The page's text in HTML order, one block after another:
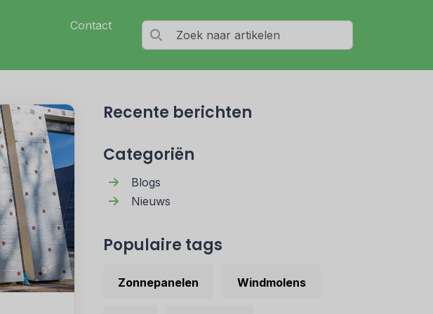
Contact
Recente berichten
Categoriën
Blogs
Nieuws
Populaire tags
Zonnepanelen Windmolens